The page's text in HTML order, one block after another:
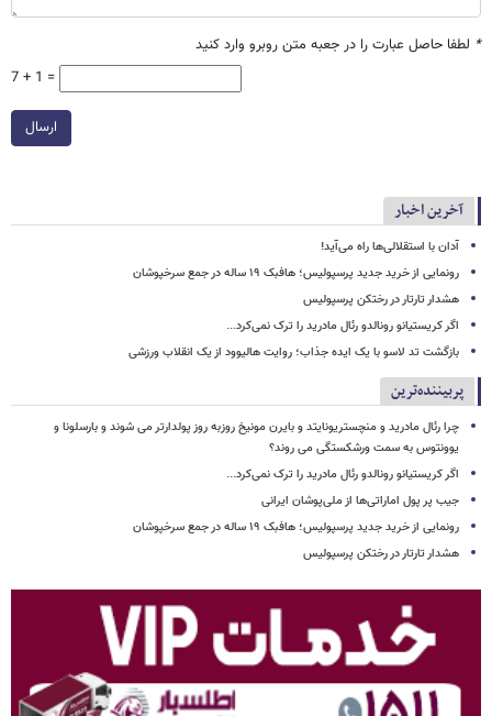
* لطفا حاصل عبارت را در جعبه متن روبرو وارد کنید
7 + 1 =
ارسال
آخرین اخبار
آدان با استقلالی‌ها راه می‌آید!
رونمایی از خرید جدید پرسپولیس؛ هافبک ۱۹ ساله در جمع سرخپوشان
هشدار تارتار در رختکن پرسپولیس
اگر کریستیانو رونالدو رئال مادرید را ترک نمی‌کرد...
بازگشت تد لاسو با یک ایده جذاب؛ روایت هالیوود از یک انقلاب ورزشی
پربیننده‌ترین
چرا رئال مادرید و منچستریونایتد و بایرن مونیخ روزبه روز پولدارتر می شوند و بارسلونا و
یوونتوس به سمت ورشکستگی می روند؟
اگر کریستیانو رونالدو رئال مادرید را ترک نمی‌کرد...
جیب پر پول اماراتی‌ها از ملی‌پوشان ایرانی
رونمایی از خرید جدید پرسپولیس؛ هافبک ۱۹ ساله در جمع سرخپوشان
هشدار تارتار در رختکن پرسپولیس